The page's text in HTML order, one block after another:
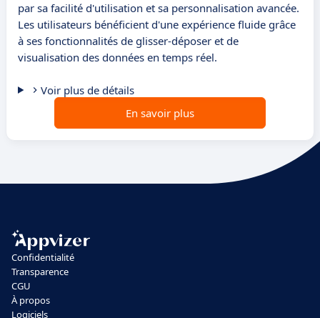
par sa facilité d'utilisation et sa personnalisation avancée.
Les utilisateurs bénéficient d'une expérience fluide grâce
à ses fonctionnalités de glisser-déposer et de
visualisation des données en temps réel.
Voir plus de détails
En savoir plus
Confidentialité
Transparence
CGU
À propos
Logiciels